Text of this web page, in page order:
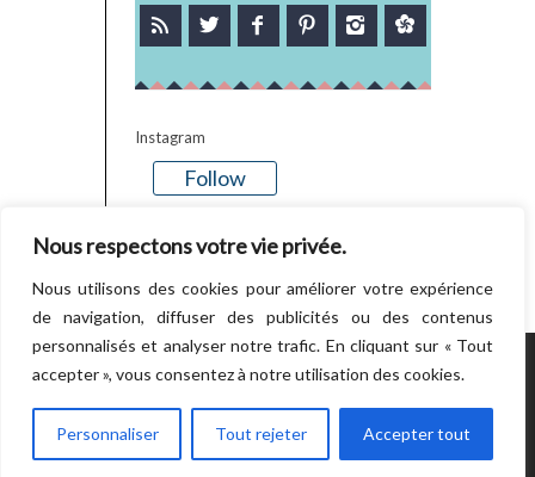
Nous respectons votre vie privée.
Nous utilisons des cookies pour améliorer votre expérience
de navigation, diffuser des publicités ou des contenus
personnalisés et analyser notre trafic. En cliquant sur « Tout
accepter », vous consentez à notre utilisation des cookies.
Personnaliser Tout rejeter Accepter tout
Instagram
Follow
POWERED BY WORDPRESS.CREATED BY
THEMESINDEP
RETOUR EN HAUT